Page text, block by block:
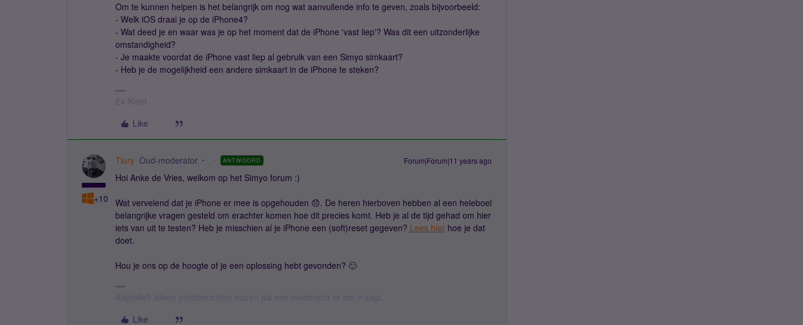
Om te kunnen helpen is het belangrijk om nog wat aanvullende info te geven, zoals bijvoorbeeld:
- Welk iOS draai je op de iPhone4?
- Wat deed je en waar was je op het moment dat de iPhone 'vast liep'? Was dit een uitzonderlijke
omstandigheid?
- Je maakte voordat de iPhone vast liep al gebruik van een Simyo simkaart?
- Heb je de mogelijkheid een andere simkaart in de iPhone te steken?
Ex-Klant
Like
+10
Tiury Oud-moderator ANTWOORD Forum|Forum|11 years ago
Hoi Anke de Vries, welkom op het Simyo forum :)
Wat vervelend dat je iPhone er mee is opgehouden 😞. De heren hierboven hebben al een heleboel
belangrijke vragen gesteld om erachter komen hoe dit precies komt. Heb je al de tijd gehad om hier
iets van uit te testen? Heb je misschien al je iPhone een (soft)reset gegeven? Lees hier hoe je dat
doet.
Hou je ons op de hoogte of je een oplossing hebt gevonden? 🙂
Like